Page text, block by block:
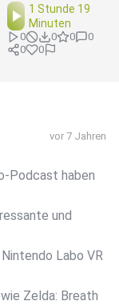
1 Stunde 19
Minuten
0 0 0
0
0
0
vor 7 Jahren
Podcast haben
und
Labo VR
Zelda: Breath